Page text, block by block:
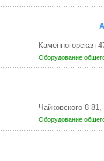
Каменногорская
Оборудование
Чайковского 8-
Оборудование